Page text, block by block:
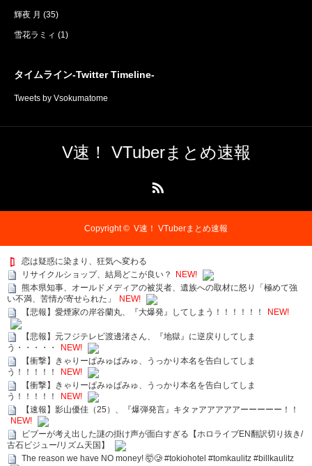
輝夜 月 (35)
雪花ラミィ (1)
タイムライン-Twitter Timeline-
Tweets by Vsokumatome
V速！ VTuberまとめ速報
Copyright © V速！ VTuberまとめ速報
恋は疑惑に染まり、狂気へ変わる
リサイクルショップ、結局どこが良い？
NEW!
熊本県知事、オールドメディアの被災者、遺族への取材に怒り「極めて強
い不満、苦情が寄せられた」
NEW!
【悲報】愛煙家の岸谷蘭丸、『大爆発』してしまう！！！！！！
NEW!
【悲報】元フジテレビ渡邊渚さん、『地獄』に逆戻りしてしま
う・・・・・
NEW!
【衝撃】きゃりーぱみゅぱみゅ、うっかり本名を告白してしま
う！！！！！
NEW!
【衝撃】きゃりーぱみゅぱみゅ、うっかり本名を告白してしま
う！！！！！
NEW!
【速報】影山優佳（25）、『爆弾発言』キタァアアアアアーーーーー！！
NEW!
ビブーが考え出した謎の掛け声が面白すぎる【ホロライブEN翻訳切り抜き/
古石ビジュー/リズム天国】
The reason we have NO money! 🤯🥲 #tokiohotel #tomkaulitz #billkaulitz